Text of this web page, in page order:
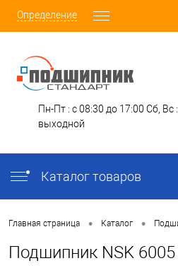
Определение
Пн-Пт : с 08:30 до 17:00 Сб, Вс :
выходной
Каталог товаров
Главная страница • Каталог •
Подшипник NSK 6005